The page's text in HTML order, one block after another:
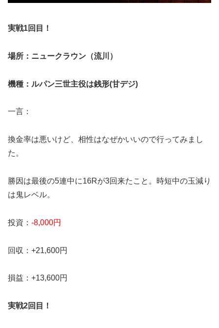
実戦1回目！
場所：ニュークラウン（流川）
機種：ルパン三世主役は銭形(甘デジ)
一言：
換金率は悪いけど、相性はなぜかいいので行ってみまし
た。
勝因は最後の5連中に16Rが3回来たこと。時短中の玉減り
は鬼レベル。
投資： -8,000円
回収：+21,600円
損益：+13,600円
実戦2回目！